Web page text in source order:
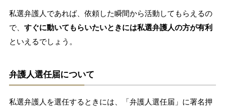
私選弁護人であれば、依頼した瞬間から活動してもらえるの
で、 すぐに動いてもらいたいときには私選弁護人の方が有利
といえるでしょう。
弁護人選任届について
私選弁護人を選任するときには、「弁護人選任届」に署名押